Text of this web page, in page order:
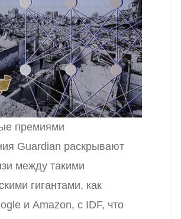
премиями
Guardian раскрывают
между такими
гигантами, как
и Amazon, с IDF, что